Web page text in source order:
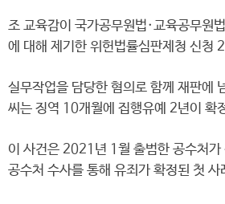
조 교육감이 국가공무원법·교육공무원
에 대해 제기한 위헌법률심판제청 신청
실무작업을 담당한 혐의로 함께 재판에
씨는 징역 10개월에 집행유예 2년이 확
이 사건은 2021년 1월 출범한 공수처가
공수처 수사를 통해 유죄가 확정된 첫 사